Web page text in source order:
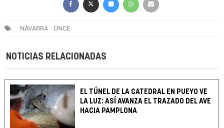
NAVARRA ONCE
NOTICIAS RELACIONADAS
EL TÚNEL DE LA CATEDRAL EN PUEYO VE
LA LUZ: ASÍ AVANZA EL TRAZADO DEL AVE
HACIA PAMPLONA